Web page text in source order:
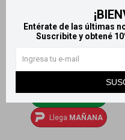
Entérate de las últimas
Suscribite y obtené
Llega MAÑANA